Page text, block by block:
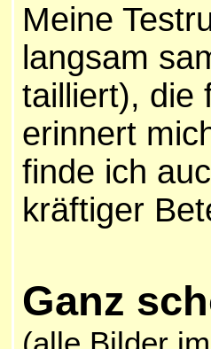
Meine
langsam
tailliert), die
erinnert
finde ich
kräftiger
Ganz